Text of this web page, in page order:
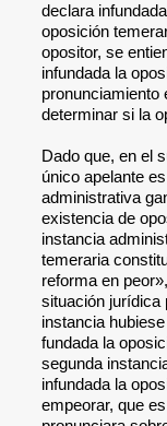
declara
oposición
opositor, se
infundada la
pronunciamiento
determinar si la
Dado que, en el
único apelante
administrativa
existencia de
instancia
temeraria
reforma en
situación jurídica
instancia
fundada la
segunda
infundada la
empeorar, que